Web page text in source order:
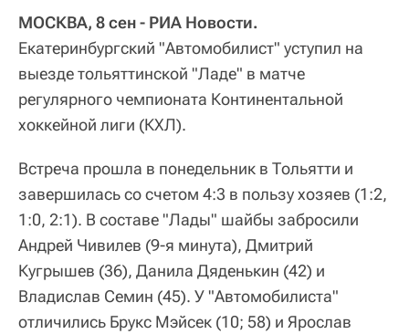
МОСКВА, 8 сен - РИА Новости.
Екатеринбургский "Автомобилист" уступил на
выезде тольяттинской "Ладе" в матче
регулярного чемпионата Континентальной
хоккейной лиги (КХЛ).
Встреча прошла в понедельник в Тольятти и
завершилась со счетом 4:3 в пользу хозяев (1:2,
1:0, 2:1). В составе "Лады" шайбы забросили
Андрей Чивилев (9-я минута), Дмитрий
Кугрышев (36), Данила Дяденькин (42) и
Владислав Семин (45). У "Автомобилиста"
отличились Брукс Мэйсек (10; 58) и Ярослав